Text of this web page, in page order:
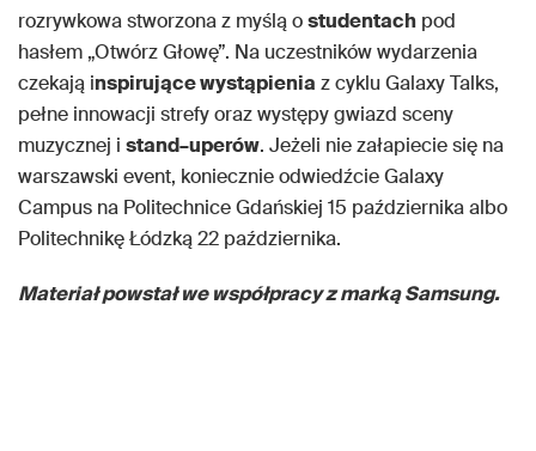
rozrywkowa stworzona z myślą ostudentach pod
hasłem „Otwórz Głowę”. Na uczestników wydarzenia
czekają inspirujące wystąpienia z cyklu Galaxy Talks,
pełne innowacji strefy oraz występy gwiazd sceny
muzycznej i stand–uperów. Jeżeli nie załapiecie się na
warszawski event, koniecznie odwiedźcie Galaxy
Campus na Politechnice Gdańskiej 15 października albo
Politechnikę Łódzką 22 października.
Materiał powstał we współpracy z marką Samsung.